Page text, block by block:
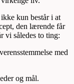
kun består i at
den lærende får
vi således to ting:
med
og mål.